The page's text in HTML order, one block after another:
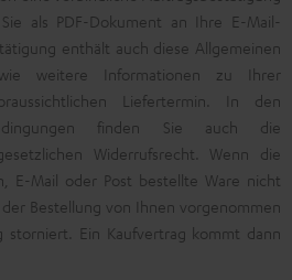
als PDF-Dokument an Ihre E-Mail-
enthält auch diese Allgemeinen
weitere Informationen zu Ihrer
Liefertermin. In den
finden Sie auch die
Widerrufsrecht. Wenn die
E-Mail oder Post bestellte Ware nicht
Bestellung von Ihnen vorgenommen
storniert. Ein Kaufvertrag kommt dann